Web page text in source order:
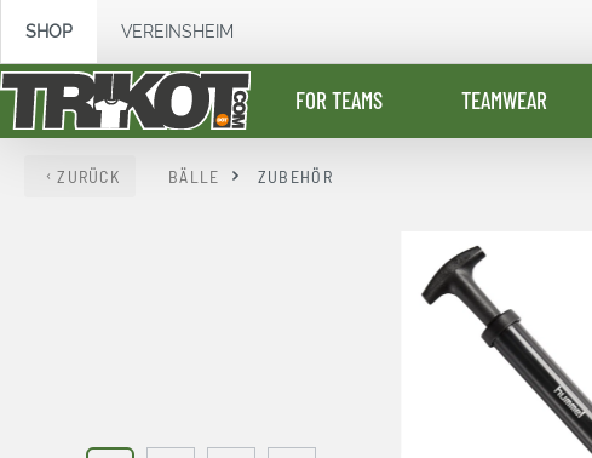
Zur Hauptnavigation springen
SHOP VEREINSHEIM
FOR TEAMS TEAMWEAR
ZURÜCK BÄLLE ZUBEHÖR